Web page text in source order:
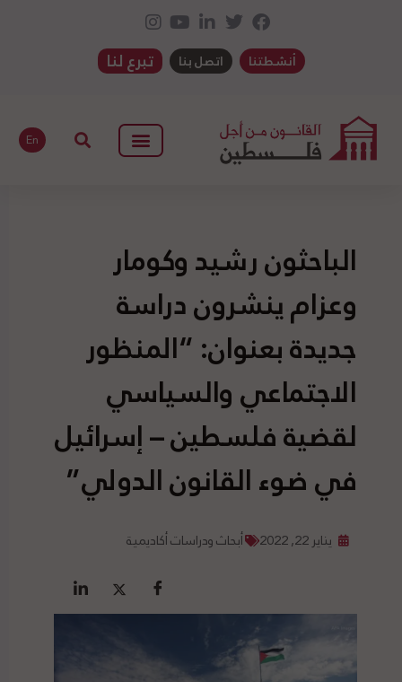
أنشطتنا اتصل بنا تبرع لنا
En
الباحثون رشيد وكومار
وعزام ينشرون دراسة
جديدة بعنوان: “المنظور
الاجتماعي والسياسي
لقضية فلسطين – إسرائيل
في ضوء القانون الدولي”
يناير 22, 2022 أبحاث ودراسات أكاديمية